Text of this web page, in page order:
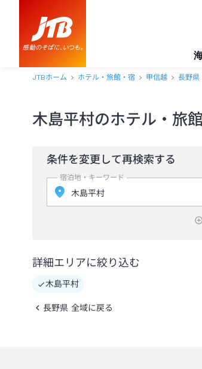
JTBホーム ホテル・旅館・宿 甲信越 長野県
木島平村のホテル・旅
条件を変更して再検索する
宿泊地・キーワード
詳細エリアに絞り込む
木島平村
長野県 全域に戻る